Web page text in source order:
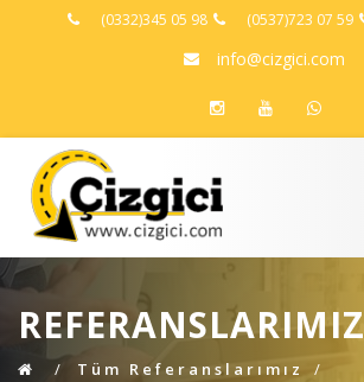
(0332)345 05 98 (0537)723 07 59
info@cizgici.com
REFERANSLARIMIZ
Tüm Referanslarımız